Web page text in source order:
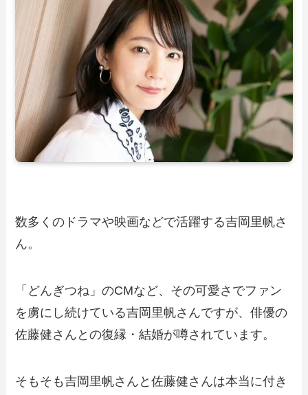
数多くのドラマや映画などで活躍する吉岡里帆さ
ん。
「どんぎつね」のCMなど、その可愛さでファン
を虜にし続けている吉岡里帆さんですが、俳優の
佐藤健さんとの復縁・結婚が噂されています。
そもそも吉岡里帆さんと佐藤健さんは本当に付き